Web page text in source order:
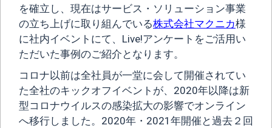
を確立し、現在はサービス・ソリューション事業
の立ち上げに取り組んでいる株式会社マクニカ様
に社内イベントにて、Live!アンケートをご活用い
ただいた事例のご紹介となります。
コロナ以前は全社員が一堂に会して開催されてい
た全社のキックオフイベントが、2020年以降は新
型コロナウイルスの感染拡大の影響でオンライン
へ移行しました。2020年・2021年開催と過去２回